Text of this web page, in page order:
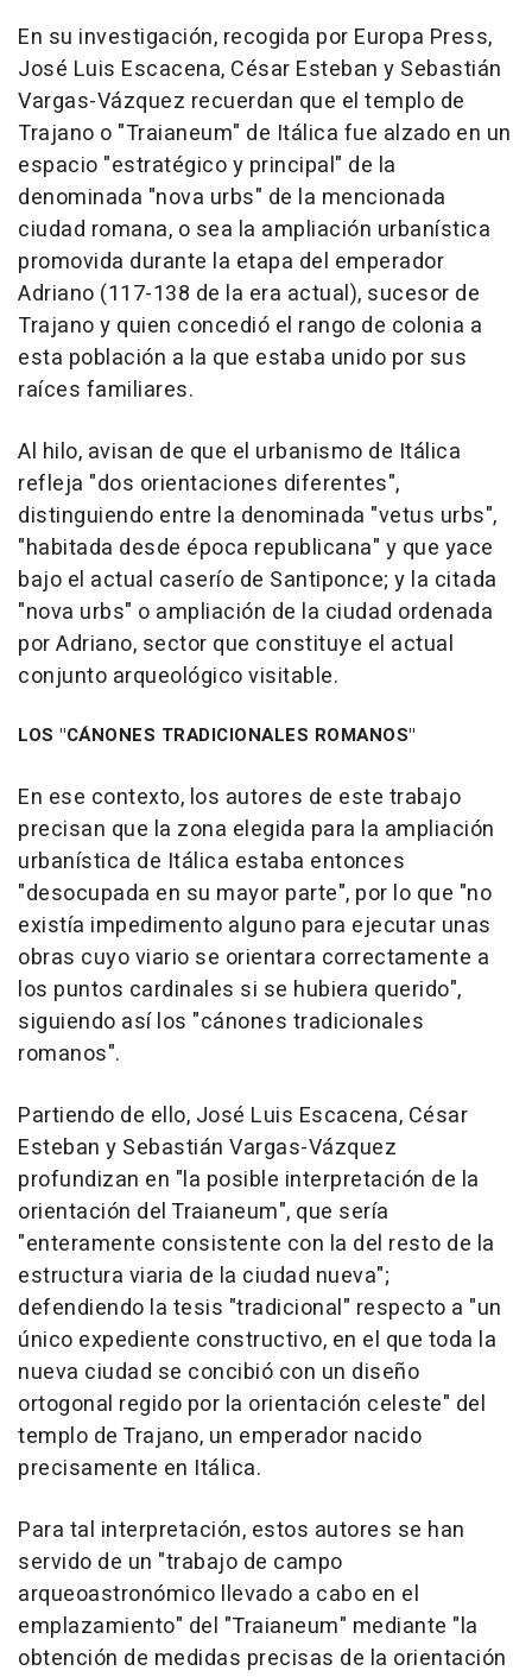
En su investigación, recogida por Europa Press,
José Luis Escacena, César Esteban y Sebastián
Vargas-Vázquez recuerdan que el templo de
Trajano o "Traianeum" de Itálica fue alzado en un
espacio "estratégico y principal" de la
denominada "nova urbs" de la mencionada
ciudad romana, o sea la ampliación urbanística
promovida durante la etapa del emperador
Adriano (117-138 de la era actual), sucesor de
Trajano y quien concedió el rango de colonia a
esta población a la que estaba unido por sus
raíces familiares.
Al hilo, avisan de que el urbanismo de Itálica
refleja "dos orientaciones diferentes",
distinguiendo entre la denominada "vetus urbs",
"habitada desde época republicana" y que yace
bajo el actual caserío de Santiponce; y la citada
"nova urbs" o ampliación de la ciudad ordenada
por Adriano, sector que constituye el actual
conjunto arqueológico visitable.
LOS "CÁNONES TRADICIONALES ROMANOS"
En ese contexto, los autores de este trabajo
precisan que la zona elegida para la ampliación
urbanística de Itálica estaba entonces
"desocupada en su mayor parte", por lo que "no
existía impedimento alguno para ejecutar unas
obras cuyo viario se orientara correctamente a
los puntos cardinales si se hubiera querido",
siguiendo así los "cánones tradicionales
romanos".
Partiendo de ello, José Luis Escacena, César
Esteban y Sebastián Vargas-Vázquez
profundizan en "la posible interpretación de la
orientación del Traianeum", que sería
"enteramente consistente con la del resto de la
estructura viaria de la ciudad nueva";
defendiendo la tesis "tradicional" respecto a "un
único expediente constructivo, en el que toda la
nueva ciudad se concibió con un diseño
ortogonal regido por la orientación celeste" del
templo de Trajano, un emperador nacido
precisamente en Itálica.
Para tal interpretación, estos autores se han
servido de un "trabajo de campo
arqueoastronómico llevado a cabo en el
emplazamiento" del "Traianeum" mediante "la
obtención de medidas precisas de la orientación